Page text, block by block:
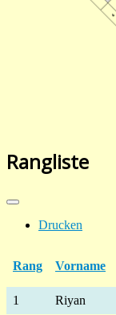
Rangliste
Drucken
Rang Vorname
1
Riyan